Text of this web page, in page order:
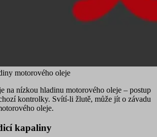
motorového oleje
na nízkou hladinu motorového oleje – postup
kontrolky. Svítí-li žlutě, může jít o závadu
oleje.
kapaliny